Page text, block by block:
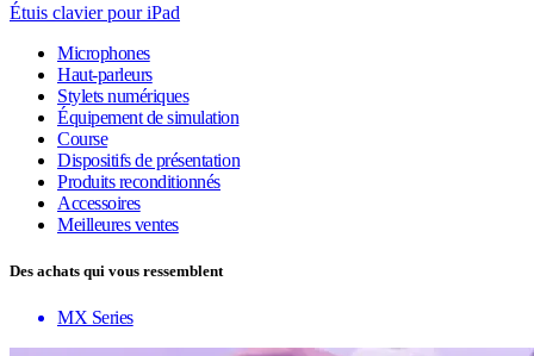
Étuis clavier pour iPad
Microphones
Haut-parleurs
Stylets numériques
Équipement de simulation
Course
Dispositifs de présentation
Produits reconditionnés
Accessoires
Meilleures ventes
Des achats qui vous ressemblent
MX Series